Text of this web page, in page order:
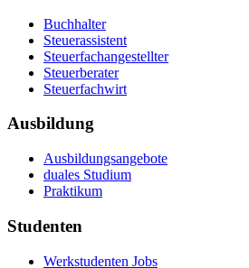
Buchhalter
Steuerassistent
Steuerfachangestellter
Steuerberater
Steuerfachwirt
Ausbildung
Ausbildungsangebote
duales Studium
Praktikum
Studenten
Werkstudenten Jobs